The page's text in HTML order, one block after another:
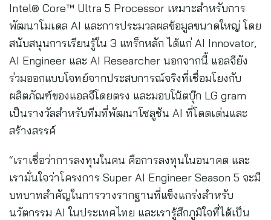
Intel® Core™ Ultra 5 Processor เหมาะสำหรับการ
พัฒนาโมเดล AI และการประมวลผลข้อมูลขนาดใหญ่ โดย
สนับสนุนการเรียนรู้ใน 3 แทร็กหลัก ได้แก่ AI Innovator,
AI Engineer และ AI Researcher นอกจากนี้ แอลจียัง
ร่วมออกแบบโจทย์จากประสบการณ์จริงที่เชื่อมโยงกับ
ผลิตภัณฑ์ของแอลจีโดยตรง และมอบโน้ตบุ๊ก LG gram
เป็นรางวัลสำหรับทีมที่พัฒนาโซลูชัน AI ที่โดดเด่นและ
สร้างสรรค์
“เราเชื่อว่าการลงทุนในคน คือการลงทุนในอนาคต และ
เรามั่นใจว่าโครงการ Super AI Engineer Season 5 จะมี
บทบาทสำคัญในการวางรากฐานที่แข็งแกร่งสำหรับ
นวัตกรรม AI ในประเทศไทย และเรารู้สึกภูมิใจที่ได้เป็น